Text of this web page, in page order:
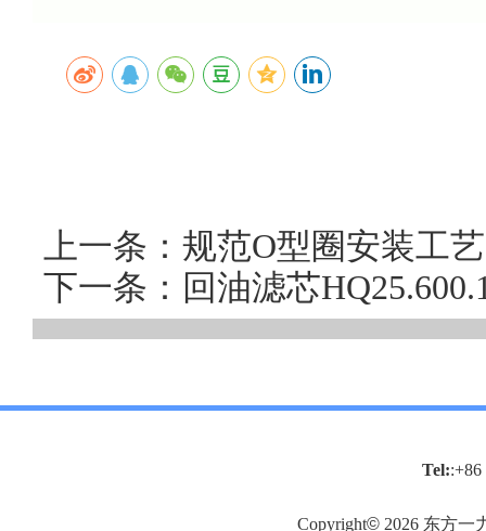
上一条：规范O型圈安装工
下一条：回油滤芯
Tel::+86
Copyright© 2026 东方一